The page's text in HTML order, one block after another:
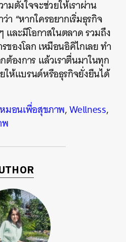
มตั้งใจจะช่วยให้เราผ่าน
“หากใครอยากเริ่มธุรกิจ
และมีโอกาสในตลาด รวมถึง
องโลก เหมือนอิคิไกเลย ทำ
ต้องการ แล้วเราตื่นมาในทุก
ห้แบรนด์หรือธุรกิจยั่งยืนได้
หมอนเพื่อสุขภาพ,Wellness,